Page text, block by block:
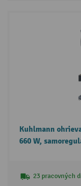
Kuhlmann
660 W,
23 pracovných